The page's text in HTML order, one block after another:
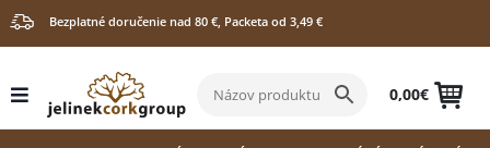
Bezplatné doručenie nad 80 €, Packeta od 3,49 €
0,00€